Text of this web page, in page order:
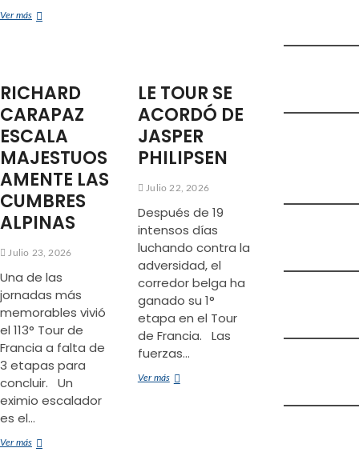
Ver másREY
BRILLANTE
TOUR
DE
FRANCIA
RICHARD
CARAPAZ
ESCALA
MAJESTUOS
AMENTE LAS
CUMBRES
ALPINAS
Julio 23, 2026
Una de las
jornadas más
memorables vivió
el 113° Tour de
Francia a falta de
3 etapas para
concluir. Un
eximio escalador
es el…
Ver másRICHARD
LE TOUR SE
ACORDÓ DE
JASPER
PHILIPSEN
Julio 22, 2026
Después de 19
intensos días
luchando contra la
adversidad, el
corredor belga ha
ganado su 1°
etapa en el Tour
de Francia. Las
fuerzas…
Ver másLE